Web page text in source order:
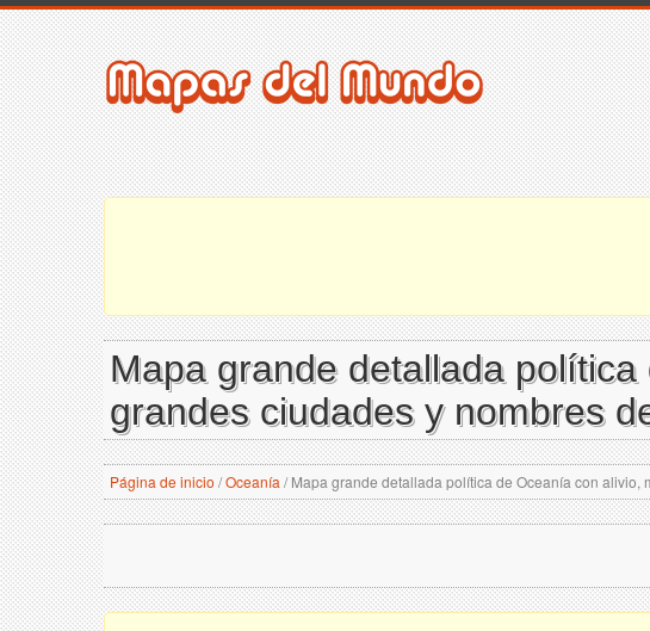
Mapa grande detallada
grandes ciudades y nombres
Página de inicio /Oceanía /Mapa grande detallada política de Oceanía con alivio,